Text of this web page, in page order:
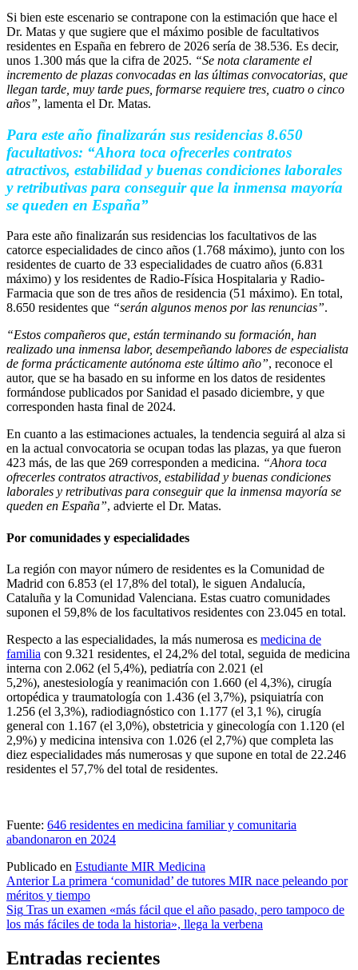
Si bien este escenario se contrapone con la estimación que hace el
Dr. Matas y que sugiere que el máximo posible de facultativos
residentes en España en febrero de 2026 sería de 38.536. Es decir,
unos 1.300 más que la cifra de 2025. “Se nota claramente el
incremento de plazas convocadas en las últimas convocatorias, que
llegan tarde, muy tarde pues, formarse requiere tres, cuatro o cinco
años”, lamenta el Dr. Matas.
Para este año finalizarán sus residencias 8.650
facultativos: “Ahora toca ofrecerles contratos
atractivos, estabilidad y buenas condiciones laborales
y retributivas para conseguir que la inmensa mayoría
se queden en España”
Para este año finalizarán sus residencias los facultativos de las
catorce especialidades de cinco años (1.768 máximo), junto con los
residentes de cuarto de 33 especialidades de cuatro años (6.831
máximo) y los residentes de Radio-Física Hospitalaria y Radio-
Farmacia que son de tres años de residencia (51 máximo). En total,
8.650 residentes que “serán algunos menos por las renuncias”.
“Estos compañeros que, están terminando su formación, han
realizado una inmensa labor, desempeñando labores de especialista
de forma prácticamente autónoma este último año”, reconoce el
autor, que se ha basado en su informe en los datos de residentes
formándose publicados por Sanidad el pasado diciembre, y que
corresponden hasta final de 2024.
En cuanto a las estimaciones actuales, la tendencia seguirá al alza si
en la actual convocatoria se ocupan todas las plazas, ya que fueron
423 más, de las que 269 corresponden a medicina. “Ahora toca
ofrecerles contratos atractivos, estabilidad y buenas condiciones
laborales y retributivas para conseguir que la inmensa mayoría se
queden en España”, advierte el Dr. Matas.
Por comunidades y especialidades
La región con mayor número de residentes es la Comunidad de
Madrid con 6.853 (el 17,8% del total), le siguen Andalucía,
Cataluña y la Comunidad Valenciana. Estas cuatro comunidades
suponen el 59,8% de los facultativos residentes con 23.045 en total.
Respecto a las especialidades, la más numerosa es medicina de
familia con 9.321 residentes, el 24,2% del total, seguida de medicina
interna con 2.062 (el 5,4%), pediatría con 2.021 (el
5,2%), anestesiología y reanimación con 1.660 (el 4,3%), cirugía
ortopédica y traumatología con 1.436 (el 3,7%), psiquiatría con
1.256 (el 3,3%), radiodiagnóstico con 1.177 (el 3,1 %), cirugía
general con 1.167 (el 3,0%), obstetricia y ginecología con 1.120 (el
2,9%) y medicina intensiva con 1.026 (el 2,7%) que completa las
diez especialidades más numerosas y que supone en total de 22.246
residentes el 57,7% del total de residentes.
Fuente: 646 residentes en medicina familiar y comunitaria
abandonaron en 2024
Publicado en Estudiante MIR Medicina
Navegación
de
entradas
Anterior La primera ‘comunidad’ de tutores MIR nace peleando por
méritos y tiempo
Sig Tras un examen «más fácil que el año pasado, pero tampoco de
los más fáciles de toda la historia», llega la verbena
Entradas recientes